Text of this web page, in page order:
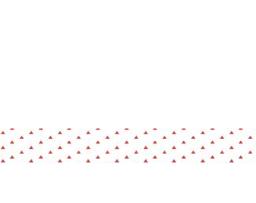
Dossier